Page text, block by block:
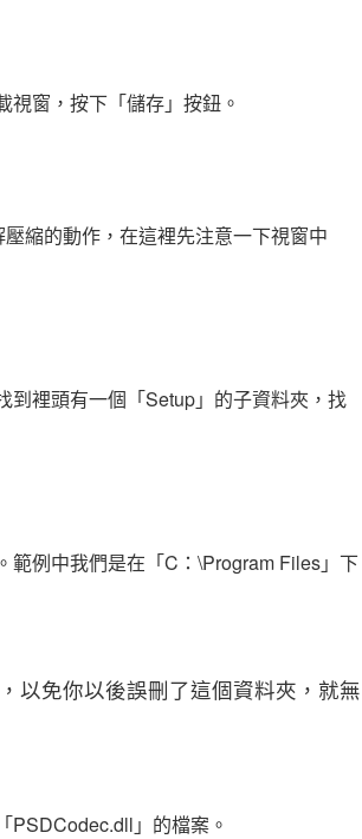
窗，按下「儲存」按鈕。
縮的動作，在這裡先注意一下視窗中
到裡頭有一個「Setup」的子資料夾，找
範例中我們是在「C：\Program Files」下
以免你以後誤刪了這個資料夾，就無
PSDCodec.dll」的檔案。